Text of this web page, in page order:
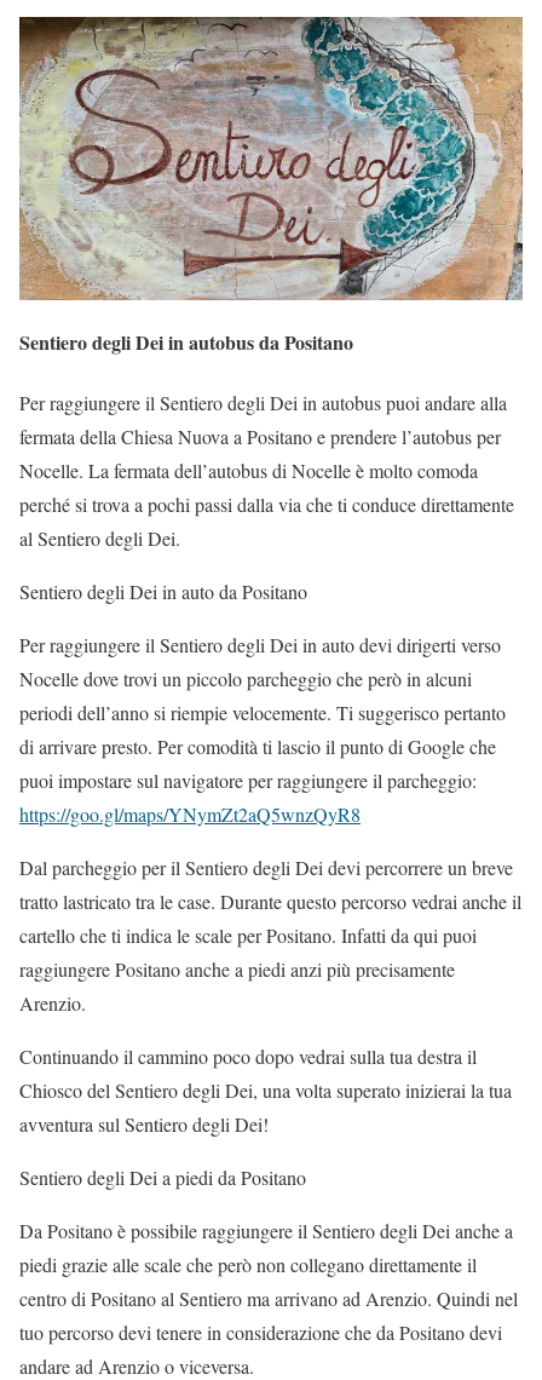
Sentiero degli Deiin autobus da Positano
Per raggiungere il Sentiero degli Dei in autobus puoi andare alla
fermata della Chiesa Nuova a Positano e prendere l’autobus per
Nocelle. La fermata dell’autobus di Nocelle è molto comoda
perché si trova a pochi passi dalla via che ti conduce direttamente
al Sentiero degli Dei.
Sentiero degli Dei in autoda Positano
Per raggiungere il Sentiero degli Dei in auto devi dirigerti verso
Nocelle dove trovi un piccolo parcheggio che però in alcuni
periodi dell’anno si riempie velocemente. Ti suggerisco pertanto
di arrivare presto. Per comodità ti lascio il punto di Google che
puoi impostare sul navigatore per raggiungere il parcheggio:
https://goo.gl/maps/YNymZt2aQ5wnzQyR8
Dal parcheggio per il Sentiero degli Dei devi percorrere un breve
tratto lastricato tra le case. Durante questo percorso vedrai anche il
cartello che ti indica le scale per Positano. Infatti da qui puoi
raggiungere Positano anche a piedi anzi più precisamente
Arenzio.
Continuando il cammino poco dopo vedrai sulla tua destra il
Chiosco del Sentiero degli Dei, una volta superato inizierai la tua
avventura sul Sentiero degli Dei!
Sentiero degli Dei a piedi da Positano
Da Positano è possibile raggiungere il Sentiero degli Dei anche a
piedi grazie alle scale che però non collegano direttamente il
centro di Positano al Sentiero ma arrivano ad Arenzio. Quindi nel
tuo percorso devi tenere in considerazione che da Positano devi
andare ad Arenzio o viceversa.